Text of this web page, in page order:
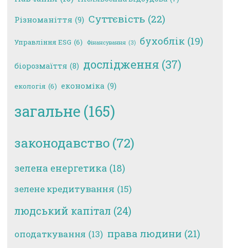
Різноманіття (9) Суттєвість (22)
Управління ESG (6) Фінансування (3) бухоблік (19)
біорозмаїття (8) дослідження (37)
екологія (6) економіка (9)
загальне (165)
законодавство (72)
зелена енергетика (18)
зелене кредитування (15)
людський капітал (24)
оподаткування (13) права людини (21)